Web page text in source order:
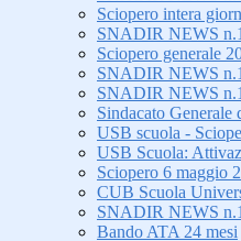
Sciopero intera
SNADIR NEWS
Sciopero generale
SNADIR NEWS
SNADIR NEWS
Sindacato Generale
USB scuola -
USB Scuola:
Sciopero 6 maggio
CUB Scuola
SNADIR NEWS
Bando ATA 24 mesi